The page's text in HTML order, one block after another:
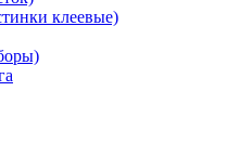
клеевые)